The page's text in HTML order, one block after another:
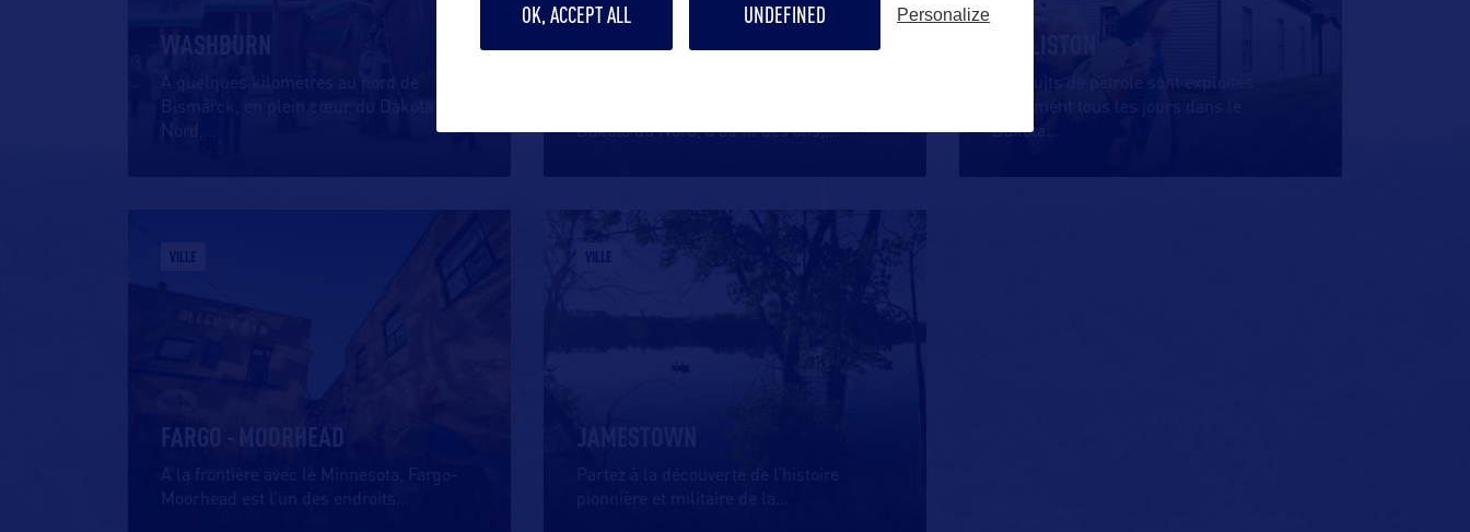
WASHBURN
A quelques kilomètres au nord de
Bismarck, en plein cœur du Dakota du
Dakota du Nord, a au fil des ans,…
Les puits de pétrole sont exploités
quasiment tous les jours dans le
Dakota
VILLE
FARGO - MOORHEAD
A la frontière avec le Minnesota, Fargo-
Moorhead est l’un des endroits
VILLE
JAMESTOWN
Partez à la découverte de l’histoire
pionnière et militaire de la
OK, ACCEPT ALL UNDEFINED Personalize